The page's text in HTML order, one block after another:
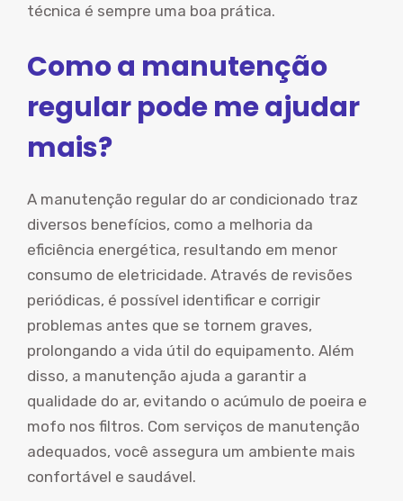
técnica é sempre uma boa prática.
Como a manutenção
regular pode me ajudar
mais?
A manutenção regular do ar condicionado traz
diversos benefícios, como a melhoria da
eficiência energética, resultando em menor
consumo de eletricidade. Através de revisões
periódicas, é possível identificar e corrigir
problemas antes que se tornem graves,
prolongando a vida útil do equipamento. Além
disso, a manutenção ajuda a garantir a
qualidade do ar, evitando o acúmulo de poeira e
mofo nos filtros. Com serviços de manutenção
adequados, você assegura um ambiente mais
confortável e saudável.